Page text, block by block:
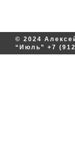
© 2024
“Июль” +7